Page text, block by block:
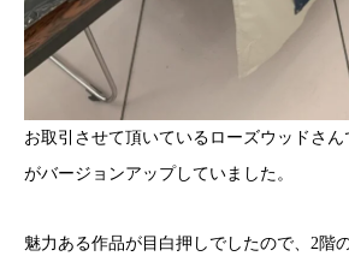
お取引させて頂いているローズウッドさん
がバージョンアップしていました。
魅力ある作品が目白押しでしたので、2階